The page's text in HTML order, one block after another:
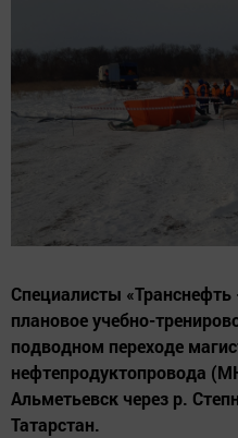
Специалисты
плановое учебно-
подводном переходе
нефтепродуктопровода
Альметьевск через р.
Татарстан.